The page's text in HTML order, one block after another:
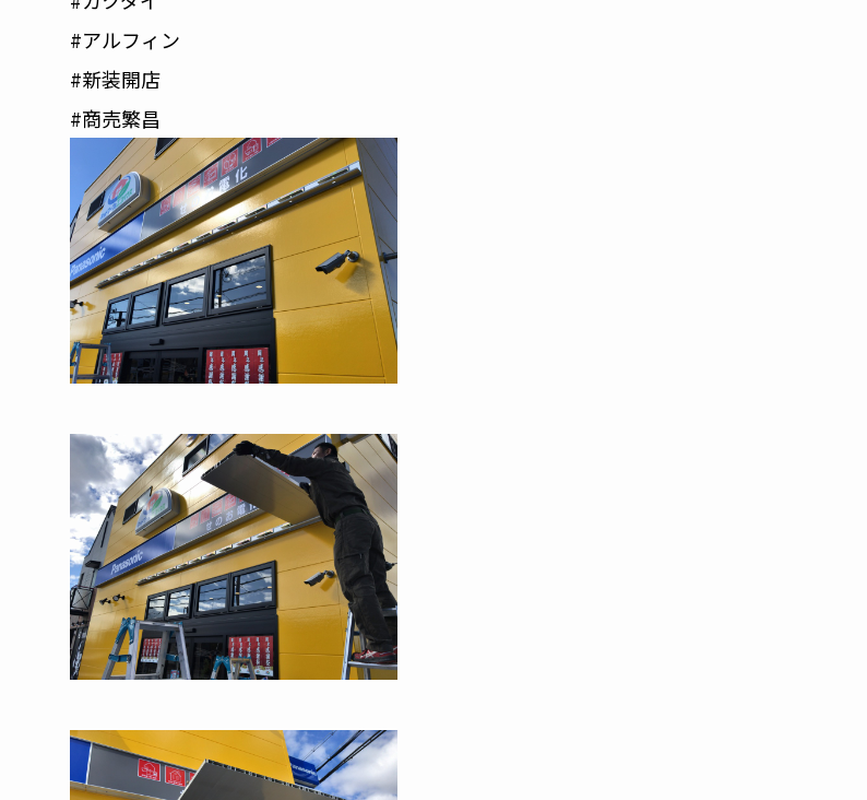
#アルフィン
#新装開店
#商売繁昌